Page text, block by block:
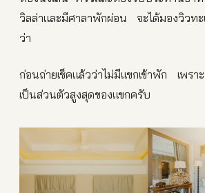
วิลล่าและมีศาลาพักผ่อน จะได้มองวิวทะ
ว่า
ก่อนถ่ายเช็คแล้วว่าไม่มีแขกเข้าพัก เพรา
เป็นส่วนตัวสูงสุดของแขกครับ